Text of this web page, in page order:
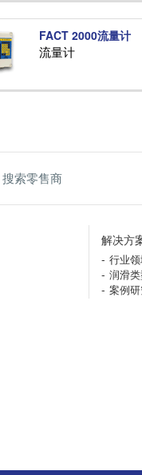
FACT 2000流量计
流量计
搜索零售商
解决方
行业
润滑类
案例